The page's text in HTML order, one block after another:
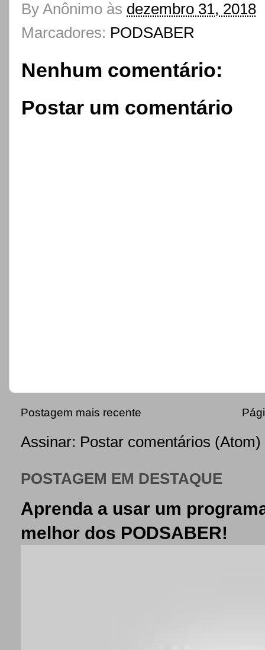
By Anônimo às dezembro 31, 2018
Marcadores: PODSABER
Nenhum comentário:
Postar um comentário
Postagem mais recente
Assinar: Postar comentários (Atom)
POSTAGEM EM DESTAQUE
Aprenda a usar um
melhor dos PODSABER!